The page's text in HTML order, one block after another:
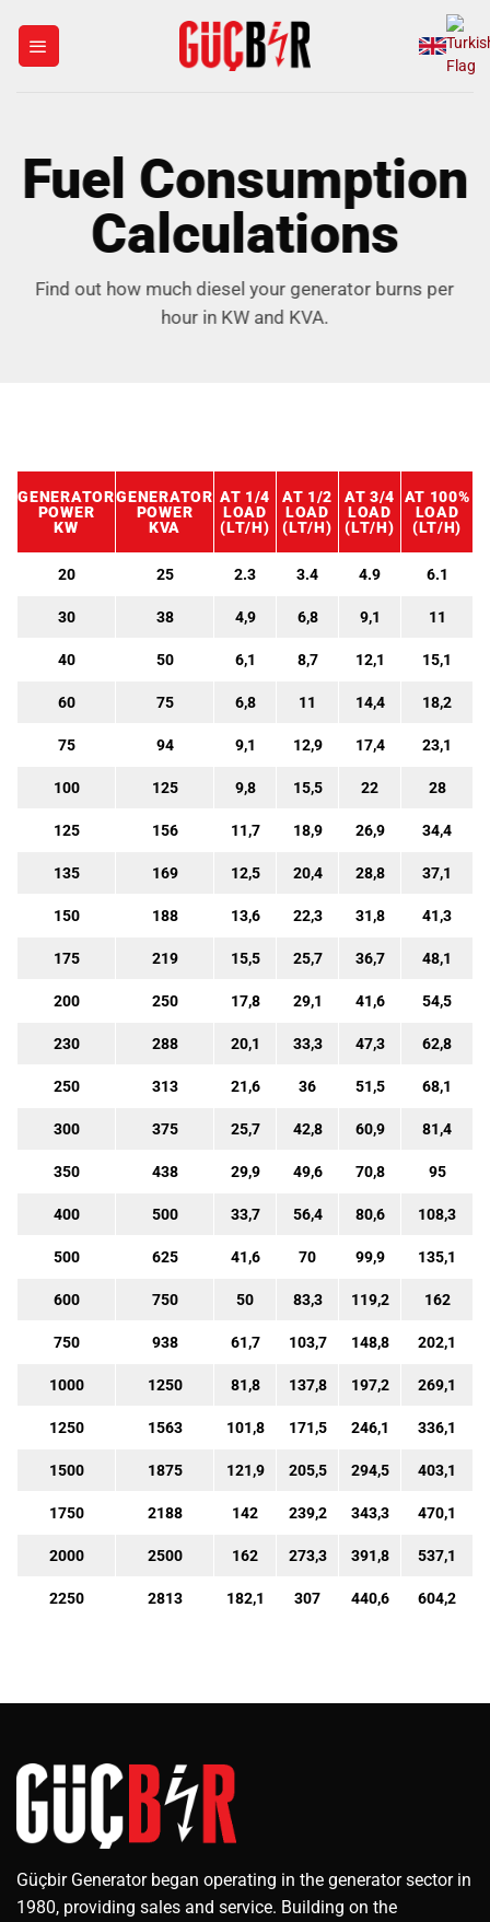
content
Fuel Consumption
Calculations
Find out how much diesel your generator burns per
hour in KW and KVA.
GENERATOR
POWER
KW
GENERATOR
POWER
KVA
AT 1/4
LOAD
(LT/H)
AT 1/2
LOAD
(LT/H)
AT 3/4
LOAD
(LT/H)
AT 100%
LOAD
(LT/H)
20 25 2.3 3.4 4.9 6.1
30 38 4,9 6,8 9,1 11
40 50 6,1 8,7 12,1 15,1
60 75 6,8 11 14,4 18,2
75 94 9,1 12,9 17,4 23,1
100 125 9,8 15,5 22 28
125 156 11,7 18,9 26,9 34,4
135 169 12,5 20,4 28,8 37,1
150 188 13,6 22,3 31,8 41,3
175 219 15,5 25,7 36,7 48,1
200 250 17,8 29,1 41,6 54,5
230 288 20,1 33,3 47,3 62,8
250 313 21,6 36 51,5 68,1
300 375 25,7 42,8 60,9 81,4
350 438 29,9 49,6 70,8 95
400 500 33,7 56,4 80,6 108,3
500 625 41,6 70 99,9 135,1
600 750 50 83,3 119,2 162
750 938 61,7 103,7 148,8 202,1
1000 1250 81,8 137,8 197,2 269,1
1250 1563 101,8 171,5 246,1 336,1
1500 1875 121,9 205,5 294,5 403,1
1750 2188 142 239,2 343,3 470,1
2000 2500 162 273,3 391,8 537,1
2250 2813 182,1 307 440,6 604,2
Güçbir Generator began operating in the generator sector in
1980, providing sales and service. Building on the